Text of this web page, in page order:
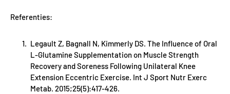
Referenties:
Legault Z, Bagnall N, Kimmerly DS. The Influence of Oral
L-Glutamine Supplementation on Muscle Strength
Recovery and Soreness Following Unilateral Knee
Extension Eccentric Exercise. Int J Sport Nutr Exerc
Metab. 2015;25(5):417-426.